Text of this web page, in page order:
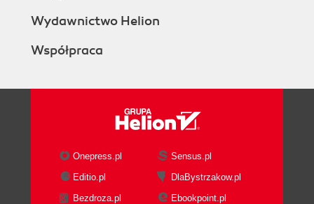
Wydawnictwo Helion
Współpraca
Onepress.pl
Sensus.pl
Editio.pl
DlaBystrzakow.pl
Bezdroza.pl
Ebookpoint.pl